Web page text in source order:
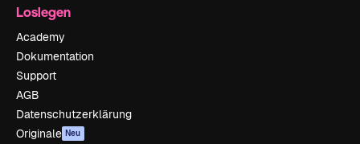
Loslegen
Academy
Dokumentation
Support
AGB
Datenschutzerklärung
Originale Neu